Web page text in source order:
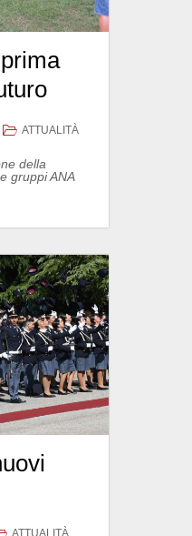
ATTUALITÀ
della
gruppi ANA
ATTUALITÀ